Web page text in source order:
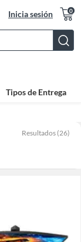
Inicia sesión 0
Bar
Tipos de Entrega
Resultados (26)